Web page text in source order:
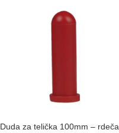
Duda za telička 100mm – rdeča